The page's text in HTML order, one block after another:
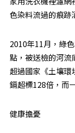
色染料流過的痕跡
2010年11月，綠
點，被送檢的河流
超過國家《土壤環
鎘超標128倍，而
健康擔憂